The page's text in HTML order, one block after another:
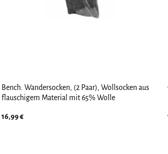
Bench. Wandersocken, (2 Paar), Wollsocken aus
flauschigem Material mit 65% Wolle
16,99€